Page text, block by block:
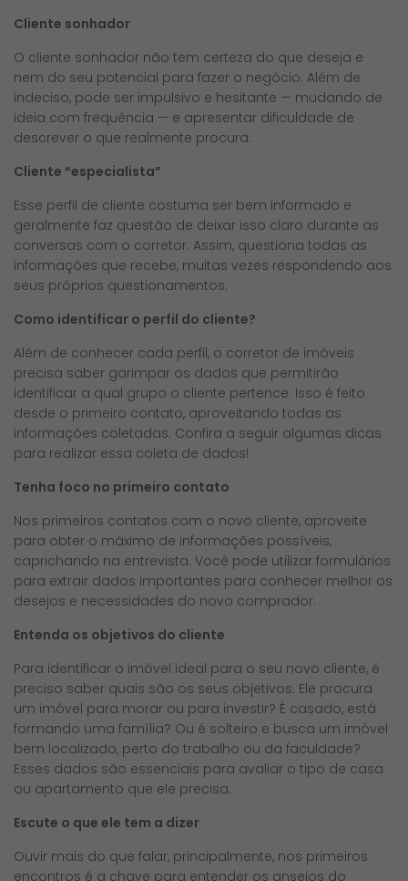
Cliente sonhador
O cliente sonhador não tem certeza do que deseja e
nem do seu potencial para fazer o negócio. Além de
indeciso, pode ser impulsivo e hesitante — mudando de
ideia com frequência — e apresentar dificuldade de
descrever o que realmente procura.
Cliente “especialista”
Esse perfil de cliente costuma ser bem informado e
geralmente faz questão de deixar isso claro durante as
conversas com o corretor. Assim, questiona todas as
informações que recebe, muitas vezes respondendo aos
seus próprios questionamentos.
Como identificar o perfil do cliente?
Além de conhecer cada perfil, o corretor de imóveis
precisa saber garimpar os dados que permitirão
identificar a qual grupo o cliente pertence. Isso é feito
desde o primeiro contato, aproveitando todas as
informações coletadas. Confira a seguir algumas dicas
para realizar essa coleta de dados!
Tenha foco no primeiro contato
Nos primeiros contatos com o novo cliente, aproveite
para obter o máximo de informações possíveis,
caprichando na entrevista. Você pode utilizar formulários
para extrair dados importantes para conhecer melhor os
desejos e necessidades do novo comprador.
Entenda os objetivos do cliente
Para identificar o imóvel ideal para o seu novo cliente, é
preciso saber quais são os seus objetivos. Ele procura
um imóvel para morar ou para investir? É casado, está
formando uma família? Ou é solteiro e busca um imóvel
bem localizado, perto do trabalho ou da faculdade?
Esses dados são essenciais para avaliar o tipo de casa
ou apartamento que ele precisa.
Escute o que ele tem a dizer
Ouvir mais do que falar, principalmente, nos primeiros
encontros é a chave para entender os anseios do